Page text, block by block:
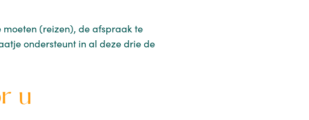
(reizen), de afspraak te
ondersteunt in al deze drie de
u